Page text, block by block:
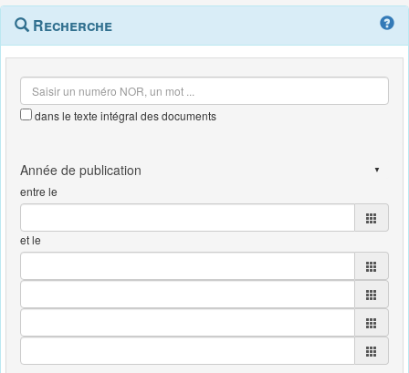
Navigation
outils
Menu
contextuel
Recherche
dans le texte intégral des documents
entre le
et le